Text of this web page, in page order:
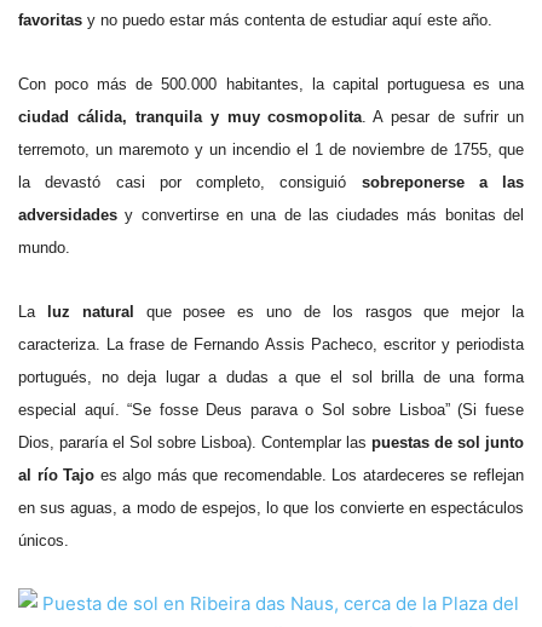
favoritas y no puedo estar más contenta de estudiar aquí este año.
Con poco más de 500.000 habitantes, la capital portuguesa es una
ciudad cálida, tranquila y muy cosmopolita. A pesar de sufrir un
terremoto, un maremoto y un incendio el 1 de noviembre de 1755, que
la devastó casi por completo, consiguió sobreponerse a las
adversidades y convertirse en una de las ciudades más bonitas del
mundo.
La luz natural
que posee es uno de los rasgos que mejor la
caracteriza. La frase de Fernando Assis Pacheco, escritor y periodista
portugués, no deja lugar a dudas a que el sol brilla de una forma
especial aquí. “Se fosse Deus parava o Sol sobre Lisboa” (Si fuese
Dios, pararía el Sol sobre Lisboa). Contemplar las puestas de sol junto
al río Tajo es algo más que recomendable. Los atardeceres se reflejan
en sus aguas, a modo de espejos, lo que los convierte en espectáculos
únicos.